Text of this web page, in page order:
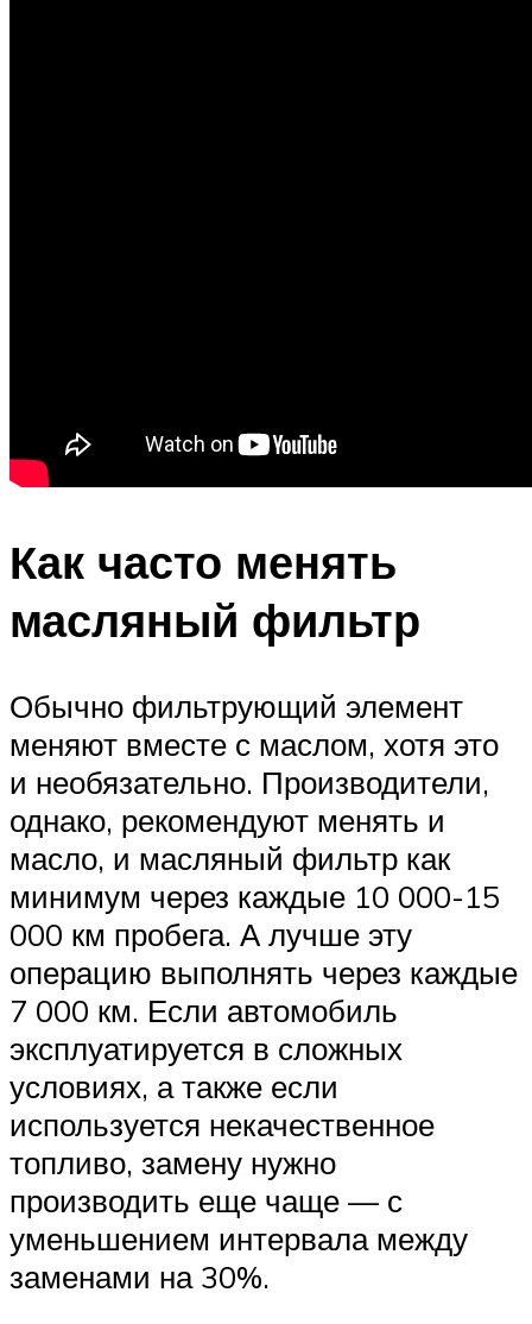
Как часто менять
масляный фильтр
Обычно фильтрующий элемент
меняют вместе с маслом, хотя это
и необязательно. Производители,
однако, рекомендуют менять и
масло, и масляный фильтр как
минимум через каждые 10 000-15
000 км пробега. А лучше эту
операцию выполнять через каждые
7 000 км. Если автомобиль
эксплуатируется в сложных
условиях, а также если
используется некачественное
топливо, замену нужно
производить еще чаще — с
уменьшением интервала между
заменами на 30%.